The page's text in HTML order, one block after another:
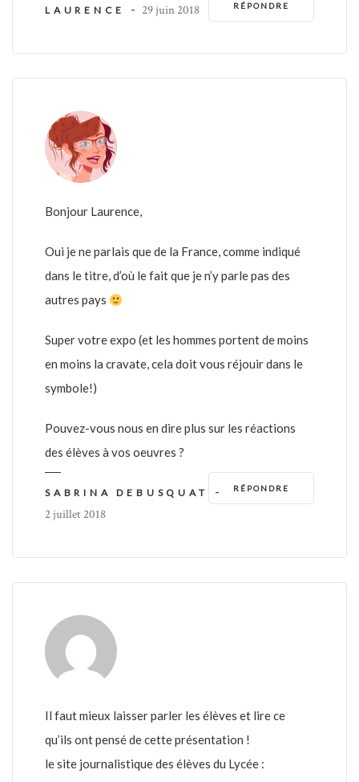
RÉPONDRE
LAURENCE - 29 juin 2018
Bonjour Laurence,
Oui je ne parlais que de la France, comme indiqué
dans le titre, d’où le fait que je n’y parle pas des
autres pays
Super votre expo (et les hommes portent de moins
en moins la cravate, cela doit vous réjouir dans le
symbole!)
Pouvez-vous nous en dire plus sur les réactions
des élèves à vos oeuvres ?
RÉPONDRE
SABRINA DEBUSQUAT -
2 juillet 2018
Il faut mieux laisser parler les élèves et lire ce
qu’ils ont pensé de cette présentation !
le site journalistique des élèves du Lycée :